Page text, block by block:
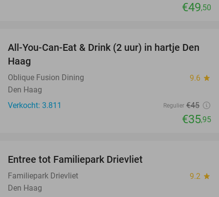
€49,50
20%
All-You-Can-Eat & Drink (2 uur) in hartje Den
Haag
Oblique Fusion Dining 9.6 star
Den Haag
Verkocht: 3.811
Regulier €45
€35,95
Entree tot Familiepark Drievliet
Familiepark Drievliet 9.2 star
Den Haag